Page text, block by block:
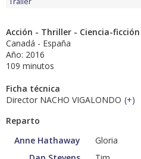
Acción - Thriller - Ciencia-ficción
Canadá - España
Año: 2016
109 minutos
Ficha técnica
Director NACHO VIGALONDO (+)
Reparto
Anne Hathaway
Gloria